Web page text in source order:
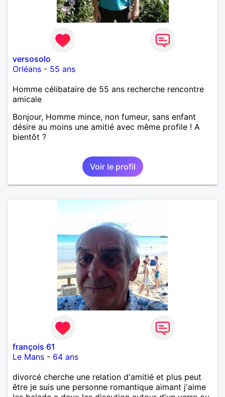
versosolo
Orléans - 55 ans
Homme célibataire de 55 ans recherche rencontre
amicale
Bonjour, Homme mince, non fumeur, sans enfant
désire au moins une amitié avec même profile ! A
bientôt ?
Voir le profil
françois 61
Le Mans - 64 ans
divorcé cherche une relation d'amitié et plus peut
être je suis une personne romantique aimant j'aime